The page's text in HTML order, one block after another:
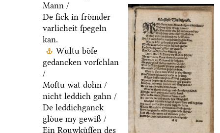
Mann /
De ſick in froͤmder
varlicheit ſpegeln
kan.
Wultu boͤſe
gedancken vorſchlan
/
Moſtu wat dohn /
nicht leddich gahn /
De leddichganck
gloͤue my gewiß /
Ein Rouwkuͤſſen des